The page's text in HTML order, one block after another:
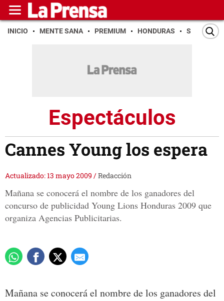
INICIO MENTE SANA PREMIUM HONDURAS SAN PEDRO
Espectáculos
Cannes Young los espera
Actualizado: 13 mayo 2009 /Redacción
Mañana se conocerá el nombre de los ganadores del
concurso de publicidad Young Lions Honduras 2009 que
organiza Agencias Publicitarias.
Mañana se conocerá el nombre de los ganadores del